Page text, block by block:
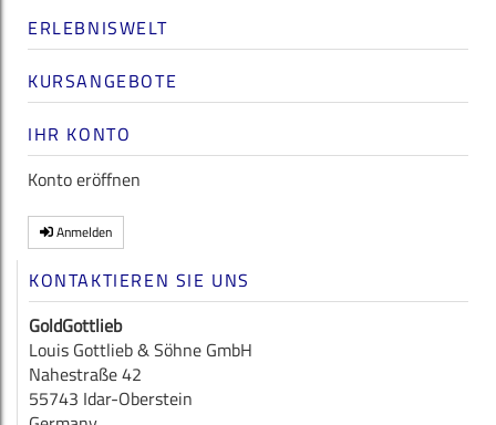
ERLEBNISWELT
KURSANGEBOTE
IHR KONTO
Konto eröffnen
Anmelden
KONTAKTIEREN SIE UNS
GoldGottlieb
Louis Gottlieb & Söhne GmbH
Nahestraße 42
55743 Idar-Oberstein